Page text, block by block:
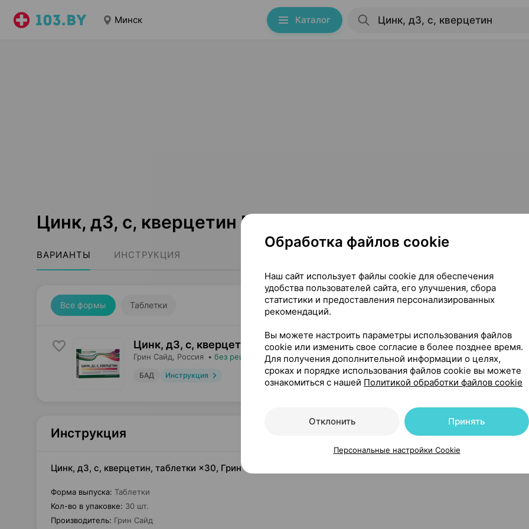
Минск Каталог
Цинк, д3, с, кверцетин Минск
ВАРИАНТЫ ИНСТРУКЦИЯ
Все формы Таблетки
Цинк, д3, с, кверцетин, таблетки ×30
Грин Сайд , Россия • без рецепта
БАД Инструкция
Нет в
Инструкция
Цинк, д3, с, кверцетин, таблетки ×30, Грин Сайд Россия
Форма выпуска: Таблетки
Кол-во в упаковке: 30 шт.
Производитель: Грин Сайд
Обработка файлов cookie
Наш сайт использует файлы cookie для обеспечения
удобства пользователей сайта, его улучшения, сбора
статистики и предоставления персонализированных
рекомендаций.
Вы можете настроить параметры использования файлов
cookie или изменить свое согласие в более позднее время.
Для получения дополнительной информации о целях,
сроках и порядке использования файлов cookie вы можете
ознакомиться с нашей Политикой обработки файлов cookie
Отклонить Принять
Персональные настройки Cookie